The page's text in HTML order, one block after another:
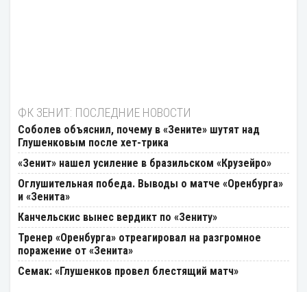
ФК ЗЕНИТ: ПОСЛЕДНИЕ НОВОСТИ
Соболев объяснил, почему в «Зените» шутят над
Глушенковым после хет-трика
«Зенит» нашел усиление в бразильском «Крузейро»
Оглушительная победа. Выводы о матче «Оренбурга»
и «Зенита»
Канчельскис вынес вердикт по «Зениту»
Тренер «Оренбурга» отреагировал на разгромное
поражение от «Зенита»
Семак: «Глушенков провел блестящий матч»